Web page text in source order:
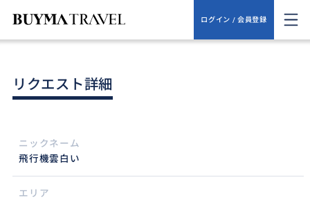
ログイン / 会員登録
リクエスト詳細
ニックネーム
飛行機雲白い
エリア